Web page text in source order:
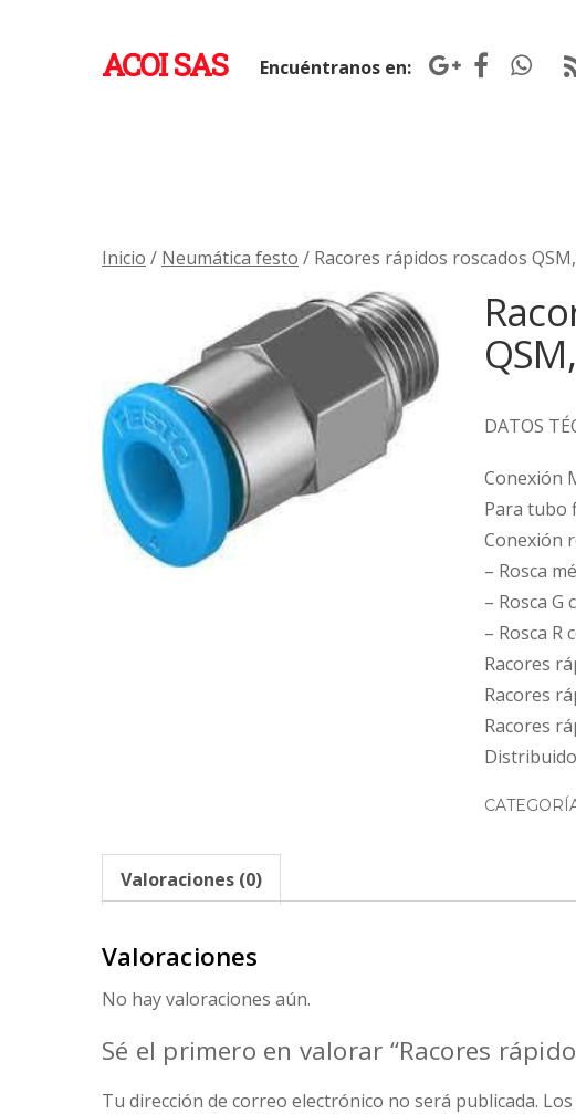
ACOI SAS Encuéntranos en:
Inicio / Neumática festo / Racores rápidos roscados
DATOS
Conexión
Para tubo
Conexión
– Rosca
– Rosca G
– Rosca R
Racores
Racores
Racores
Valoraciones (0)
Valoraciones
No hay valoraciones aún.
Sé el primero en valorar “Racores
Tu dirección de correo electrónico no será publicada.